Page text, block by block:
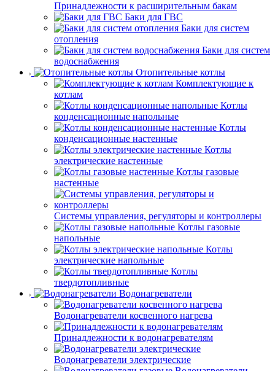
Принадлежности к расширительным бакам
Баки для ГВС
Баки для систем
отопления
Баки для систем
водоснабжения
Отопительные котлы
Комплектующие к
котлам
Котлы
конденсационные напольные
Котлы
конденсационные настенные
Котлы
электрические настенные
Котлы газовые
настенные
Системы управления, регуляторы и контроллеры
Котлы газовые
напольные
Котлы
электрические напольные
Котлы
твердотопливные
Водонагреватели
Водонагреватели косвенного нагрева
Принадлежности к водонагревателям
Водонагреватели электрические